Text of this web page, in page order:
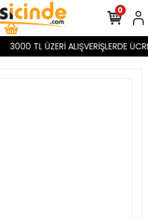
3000 TL ÜZERİ ALIŞVERİŞLERDE
0